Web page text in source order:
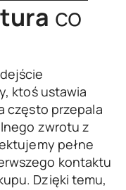
co
ktoś ustawia
często przepala
zwrotu z
pełne
kontaktu
Dzięki temu,